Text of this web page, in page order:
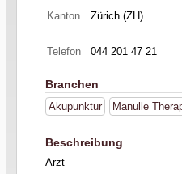
Kanton Zürich (ZH)
Telefon 044 201 47 21
Branchen
Akupunktur Manulle
Beschreibung
Arzt